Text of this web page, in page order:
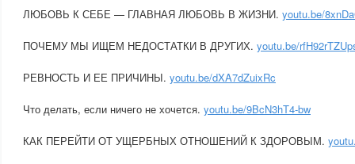
ЛЮБОВЬ К СЕБЕ — ГЛАВНАЯ ЛЮБОВЬ В ЖИЗНИ. youtu.be/
ПОЧЕМУ МЫ ИЩЕМ НЕДОСТАТКИ В ДРУГИХ. youtu.be/
РЕВНОСТЬ И ЕЕ ПРИЧИНЫ. youtu.be/dXA7dZuixRc
Что делать, если ничего не хочется. youtu.be/9BcN3hT4-bw
КАК ПЕРЕЙТИ ОТ УЩЕРБНЫХ ОТНОШЕНИЙ К ЗДОРОВЫМ.